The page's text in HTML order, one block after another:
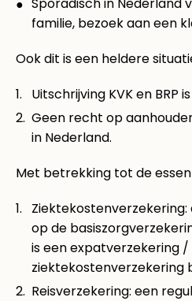
familie, bezoek aan een
Ook dit is een heldere
Uitschrijving KVK en BRP
Geen recht op
in Nederland.
Met betrekking tot de
op de
is een expatverzekering
ziektekostenverzekering
Reisverzekering: een